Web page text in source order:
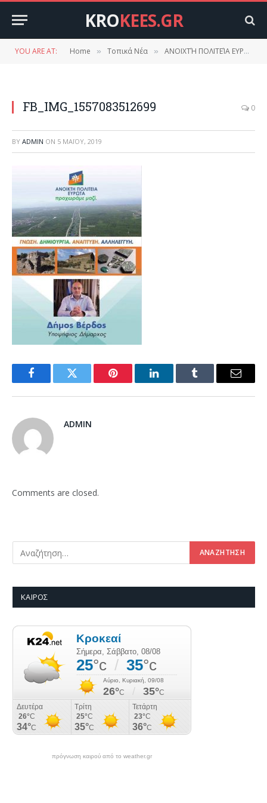
KROKEES.GR
YOU ARE AT: Home » Τοπικά Νέα » ΑΝΟΙΧΤΉ ΠΟΛΙΤΕΊΑ ΕΥΡΏΤΑ.
FB_IMG_1557083512699 0
BY ADMIN ON 5 ΜΑΪ́ΟΥ, 2019
FacebookTwitter Pinterest LinkedInTumblr Email
ADMIN
Comments are closed.
ΚΑΙΡΌΣ
πρόγνωση καιρού από το weather.gr